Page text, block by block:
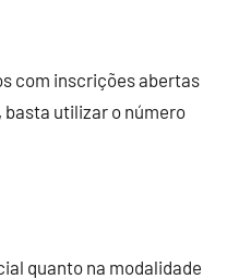
com inscrições abertas
basta utilizar o número
quanto na modalidade